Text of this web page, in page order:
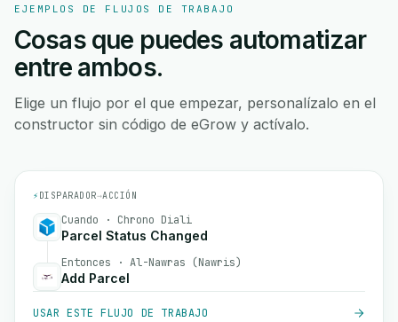
EJEMPLOS DE FLUJOS DE TRABAJO
Cosas que puedes automatizar
entre ambos.
Elige un flujo por el que empezar, personalízalo en el
constructor sin código de eGrow y actívalo.
⚡ DISPARADOR→ACCIÓN
Cuando · Chrono Diali
Parcel Status Changed
Entonces · Al-Nawras (Nawris)
Add Parcel
USAR ESTE FLUJO DE TRABAJO